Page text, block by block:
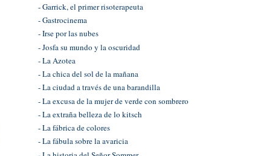
- Garrick, el primer risoterapeuta
- Gastrocinema
- Irse por las nubes
- Josfa su mundo y la oscuridad
- La Azotea
- La chica del sol de la mañana
- La ciudad a través de una barandilla
- La excusa de la mujer de verde con sombrero
- La extraña belleza de lo kitsch
- La fábrica de colores
- La fábula sobre la avaricia